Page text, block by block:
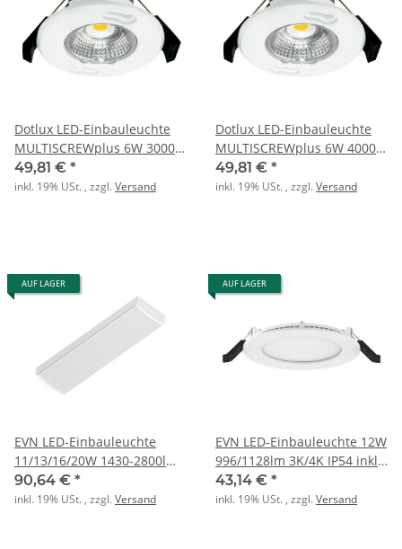
Dotlux LED-Einbauleuchte
MULTISCREWplus 6W 3000K
IP65 dim
49,81 € *
inkl. 19% USt. , zzgl.Versand
Dotlux LED-Einbauleuchte
MULTISCREWplus 6W 4000K
IP65 dim
49,81 € *
inkl. 19% USt. , zzgl.Versand
AUF LAGER
EVN LED-Einbauleuchte
11/13/16/20W 1430-2800lm
3/4K 600mm ws
90,64 € *
inkl. 19% USt. , zzgl.Versand
AUF LAGER
EVN LED-Einbauleuchte 12W
996/1128lm 3K/4K IP54 inkl
NG rd ws
43,14 € *
inkl. 19% USt. , zzgl.Versand